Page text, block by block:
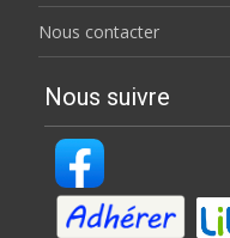
Nous contacter
Nous suivre